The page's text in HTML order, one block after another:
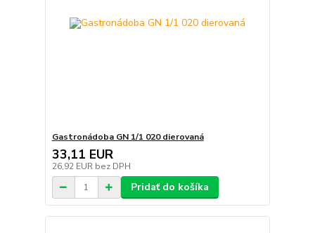
Gastronádoba GN 1/1 020 dierovaná
33,11 EUR
26,92 EUR bez DPH
Pridať do košíka